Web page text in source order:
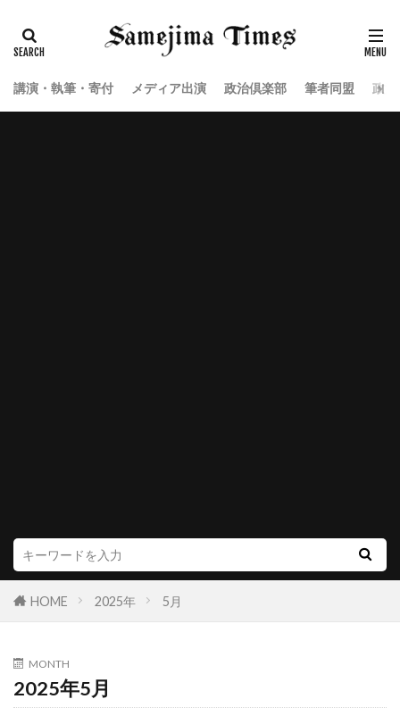
講演・執筆・寄付 メディア出演 政治倶楽部 筆者同盟 政
HOME 2025年 5月
MONTH
2025年5月